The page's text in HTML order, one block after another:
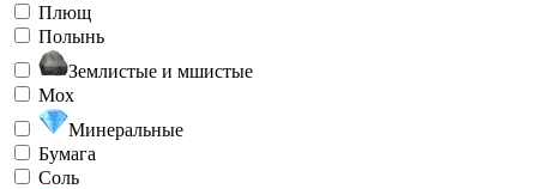
Плющ
Полынь
Землистые и мшистые
Мох
Минеральные
Бумага
Соль